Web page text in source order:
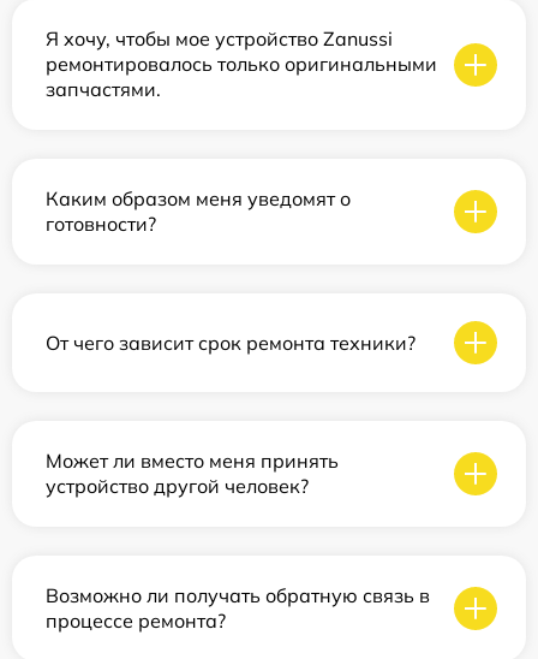
Я хочу, чтобы мое устройство Zanussi
ремонтировалось только оригинальными
запчастями.
Каким образом меня уведомят о
готовности?
От чего зависит срок ремонта техники?
Может ли вместо меня принять
устройство другой человек?
Возможно ли получать обратную связь в
процессе ремонта?